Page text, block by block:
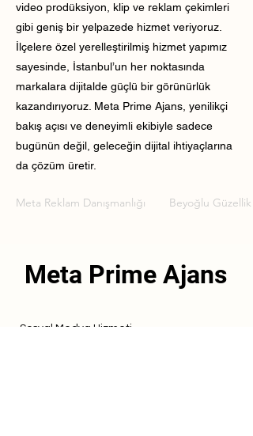
video prodüksiyon, klip ve reklam çekimleri
gibi geniş bir yelpazede hizmet veriyoruz.
İlçelere özel yerelleştirilmiş hizmet yapımız
sayesinde, İstanbul’un her noktasında
markalara dijitalde güçlü bir görünürlük
kazandırıyoruz. Meta Prime Ajans, yenilikçi
bakış açısı ve deneyimli ekibiyle sadece
bugünün değil, geleceğin dijital ihtiyaçlarına
da çözüm üretir.
Meta Reklam Danışmanlığı Beyoğlu Güzellik
Meta Prime Ajans
Sosyal Medya Hizmeti